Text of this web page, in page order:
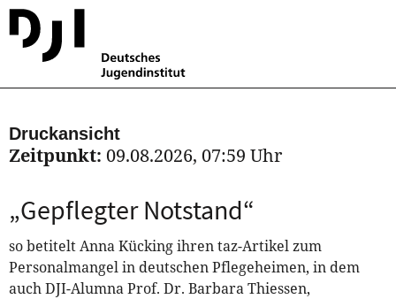
Druckansicht
Zeitpunkt: 09.08.2026, 07:59 Uhr
„Gepflegter Notstand“
so betitelt Anna Kücking ihren taz-Artikel zum
Personalmangel in deutschen Pflegeheimen, in dem
auch DJI-Alumna Prof. Dr. Barbara Thiessen,